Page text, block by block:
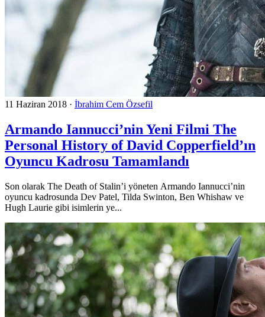
11 Haziran 2018 · İbrahim Cem Özsefil
Armando Iannucci’nin Yeni Filmi The
Personal History of David Copperfield’ın
Oyuncu Kadrosu Tamamlandı
Son olarak The Death of Stalin’i yöneten Armando Iannucci’nin
oyuncu kadrosunda Dev Patel, Tilda Swinton, Ben Whishaw ve
Hugh Laurie gibi isimlerin ye...